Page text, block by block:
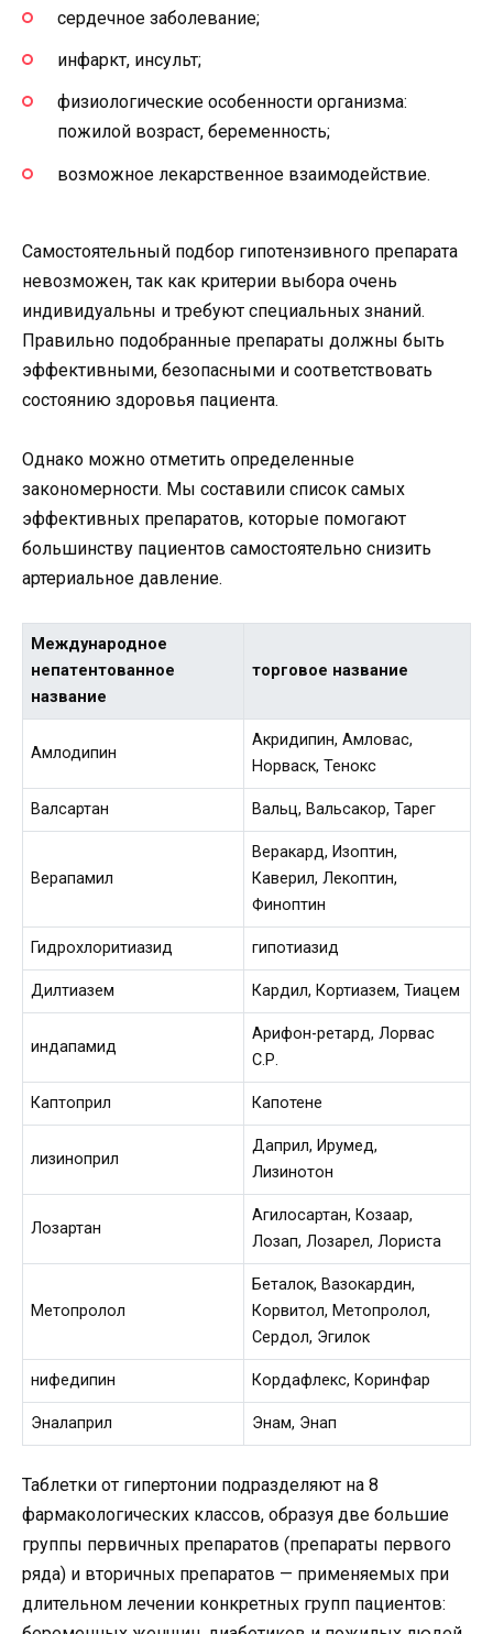
сердечное заболевание;
инфаркт, инсульт;
физиологические особенности организма:
пожилой возраст, беременность;
возможное лекарственное взаимодействие.
Самостоятельный подбор гипотензивного препарата
невозможен, так как критерии выбора очень
индивидуальны и требуют специальных знаний.
Правильно подобранные препараты должны быть
эффективными, безопасными и соответствовать
состоянию здоровья пациента.
Однако можно отметить определенные
закономерности. Мы составили список самых
эффективных препаратов, которые помогают
большинству пациентов самостоятельно снизить
артериальное давление.
Международное
непатентованное
название
торговое название
Амлодипин
Акридипин, Амловас,
Норваск, Тенокс
Валсартан Вальц, Вальсакор, Тарег
Верапамил
Веракард, Изоптин,
Каверил, Лекоптин,
Финоптин
Гидрохлоритиазид гипотиазид
Дилтиазем Кардил, Кортиазем, Тиацем
индапамид
Арифон-ретард, Лорвас
С.Р.
Каптоприл Капотене
лизиноприл
Даприл, Ирумед,
Лизинотон
Лозартан
Агилосартан, Козаар,
Лозап, Лозарел, Лориста
Метопролол
Беталок, Вазокардин,
Корвитол, Метопролол,
Сердол, Эгилок
нифедипин Кордафлекс, Коринфар
Эналаприл Энам, Энап
Таблетки от гипертонии подразделяют на 8
фармакологических классов, образуя две большие
группы первичных препаратов (препараты первого
ряда) и вторичных препаратов — применяемых при
длительном лечении конкретных групп пациентов: